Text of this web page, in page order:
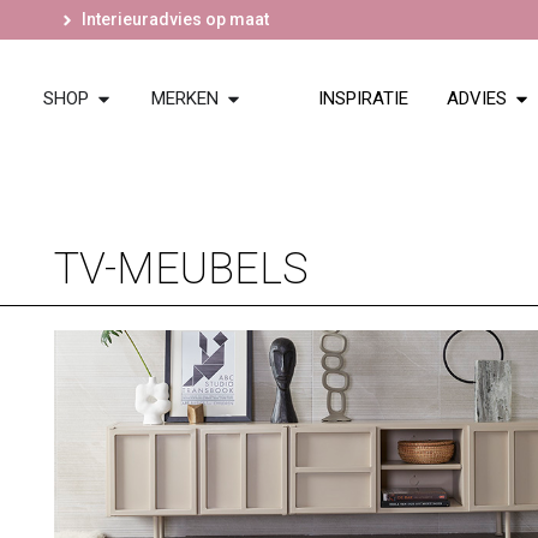
Interieuradvies op maat
SHOP MERKEN INSPIRATIE ADVIES
TV-MEUBELS